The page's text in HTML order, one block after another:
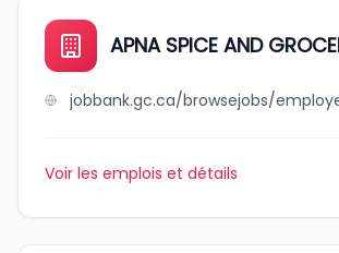
APNA SPICE AND
Voir les emplois et détails